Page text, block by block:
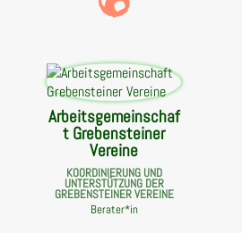
Arbeitsgemeinschaf
t Grebensteiner
Vereine
KOORDINIERUNG UND
UNTERSTÜTZUNG DER
GREBENSTEINER VEREINE
Berater*in